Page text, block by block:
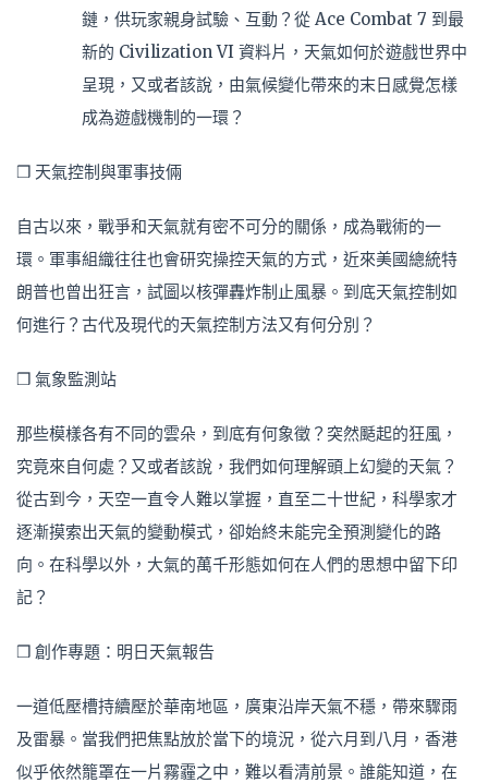
鏈，供玩家親身試驗 、互動？從 Ace Combat 7 到最
新的 Civilization VI 資料片，天氣如何於遊戲世界中
呈現，又或者該說，由氣候變化帶來的末日感覺怎樣
成為遊戲機制的一環？
❒ 天氣控制與軍事技倆
自古以來，戰爭和天氣就有密不可分的關係，成為戰術的一
環。軍事組織往往也會研究操控天氣的方式，近來美國總統特
朗普也曾出狂言，試圖以核彈轟炸制止風暴。到底天氣控制如
何進行？古代及現代的天氣控制方法又有何分別？
❒ 氣象監測站
那些模樣各有不同的雲朵，到底有何象徵？突然颳起的狂風 ，
究竟來自何處？又或者該說，我們如何理解頭上幻變的天氣？
從古到今，天空一直令人難以掌握，直至二十世紀，科學家才
逐漸摸索出天氣的變動模式，卻始終未能完全預測變化的路
向。在科學以外，大氣的萬千形態如何在人們的思想中留下印
記？
❒ 創作專題：明日天氣報告
一道低壓槽持續壓於華南地區，廣東沿岸天氣不穩，帶來驟雨
及雷暴。當我們把焦點放於當下的境況，從六月到八月， 香港
似乎依然籠罩在一片霧霾之中，難以看清前景。誰能知道，在